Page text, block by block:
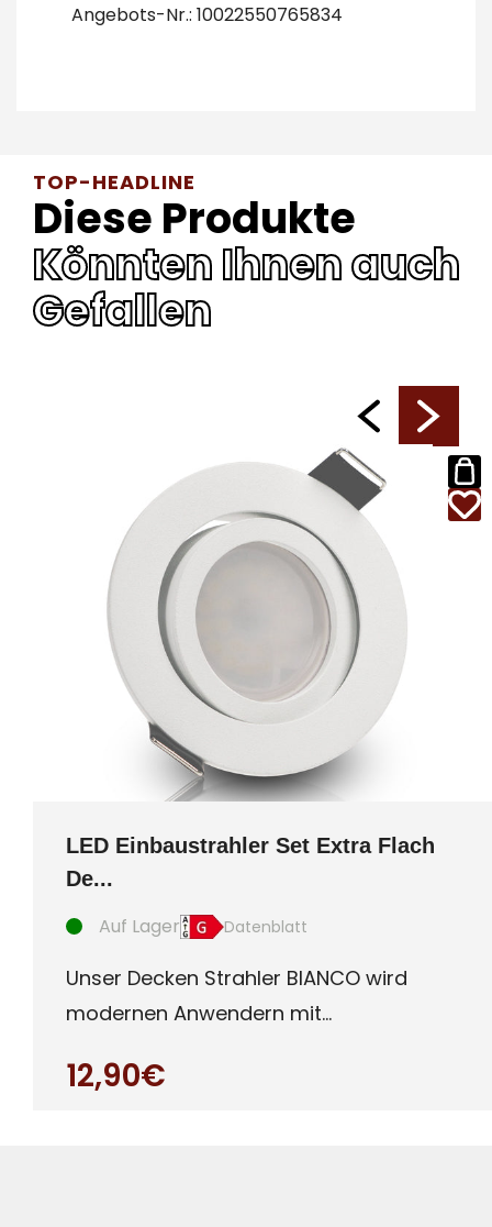
Angebots-Nr.: 10022550765834
TOP-HEADLINE
Diese Produkte
Könnten Ihnen auch
Gefallen
LED Einbaustrahler Set Extra Flach
De...
Auf Lager Datenblatt
Unser Decken Strahler BIANCO wird
modernen Anwendern mit
flaches (c
12,90€